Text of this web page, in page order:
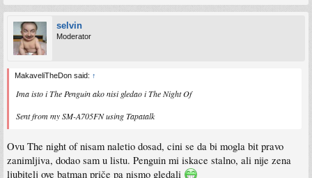
selvin
Moderator
MakaveliTheDon said: ↑
Ima isto i The Penguin ako nisi gledao i The Night Of
Sent from my SM-A705FN using Tapatalk
Ovu The night of nisam naletio dosad, cini se da bi mogla bit pravo
zanimljiva, dodao sam u listu. Penguin mi iskace stalno, ali nije zena
ljubitelj ove batman priče pa nismo gledali